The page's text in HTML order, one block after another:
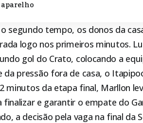
segundo tempo, os donos da
logo nos primeiros minutos.
gol do Crato, colocando a
da pressão fora de casa, o
minutos da etapa final, Marllon
finalizar e garantir o empate do
a decisão pela vaga na final da